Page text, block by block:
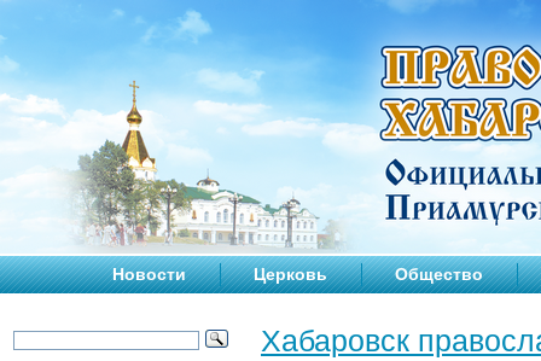
Новости Церковь Общество
Хабаровск